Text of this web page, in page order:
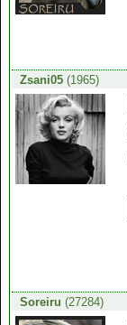
Zsani05(1965)
Soreiru (27284)